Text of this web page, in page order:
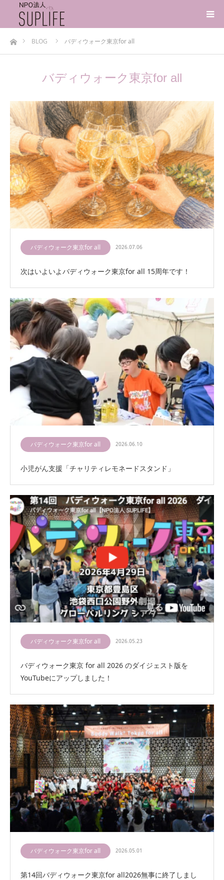
ホームBLOG バディウォーク東京for all
バディウォーク東京for all
バディウォーク東京for all 2026.07.06
次はいよいよバディウォーク東京for all 15周年です！
バディウォーク東京for all 2026.06.10
小児がん支援「チャリティレモネードスタンド」
バディウォーク東京for all 2026.05.23
バディウォーク東京 for all 2026 のダイジェスト版を
YouTubeにアップしました！
バディウォーク東京for all 2026.05.01
第14回バディウォーク東京for all2026無事に終了しまし